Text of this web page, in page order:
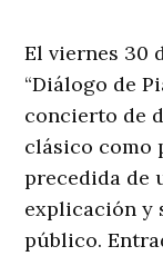
El viernes 30
“Diálogo de
concierto de
clásico como
precedida de
explicación y
público.